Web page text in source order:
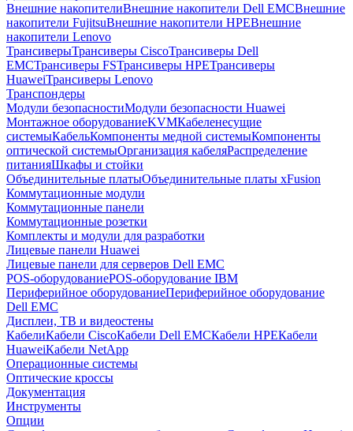
Внешние накопителиВнешние накопители Dell EMCВнешние
накопители FujitsuВнешние накопители HPEВнешние
накопители Lenovo
ТрансиверыТрансиверы CiscoТрансиверы Dell
EMCТрансиверы FSТрансиверы HPEТрансиверы
HuaweiТрансиверы Lenovo
Транспондеры
Модули безопасностиМодули безопасности Huawei
Монтажное оборудованиеKVMКабеленесущие
системыКабельКомпоненты медной системыКомпоненты
оптической системыОрганизация кабеляРаспределение
питанияШкафы и стойки
Объединительные платыОбъединительные платы xFusion
Коммутационные модули
Коммутационные панели
Коммутационные розетки
Комплекты и модули для разработки
Лицевые панели Huawei
Лицевые панели для серверов Dell EMC
POS-оборудованиеPOS-оборудование IBM
Периферийное оборудованиеПериферийное оборудование
Dell EMC
Дисплеи, ТВ и видеостены
КабелиКабели CiscoКабели Dell EMCКабели HPEКабели
HuaweiКабели NetApp
Операционные системы
Оптические кроссы
Документация
Инструменты
Опции